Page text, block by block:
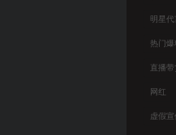
明星代
热门爆
直播带
网红
虚假宣